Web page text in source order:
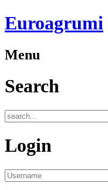
Euroagrumi
Menu
Search
Login